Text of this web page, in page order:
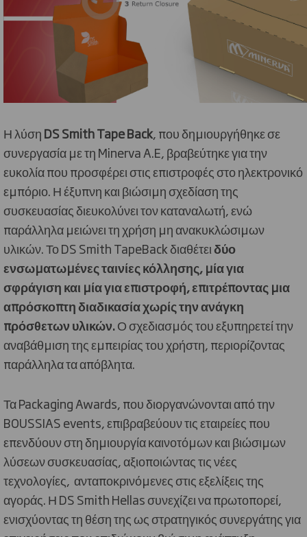
Η λύσηDSSmithTapeBack, που δημιουργήθηκε σε
συνεργασία με τη Minerva A.E, βραβεύτηκε για την
ευκολία που προσφέρει στις επιστροφές στο ηλεκτρονικό
εμπόριο. Η έξυπνη και βιώσιμη σχεδίαση της
συσκευασίας διευκολύνει τον καταναλωτή, ενώ
παράλληλα μειώνει τη χρήση μη ανακυκλώσιμων
υλικών. Το DS Smith TapeBack διαθέτειδύο
ενσωματωμένες ταινίες κόλλησης, μία για
σφράγιση και μία για επιστροφή, επιτρέποντας μια
απρόσκοπτη διαδικασία χωρίς την ανάγκη
πρόσθετων υλικών.Ο σχεδιασμός του εξυπηρετεί την
αναβάθμιση της εμπειρίας του χρήστη, περιορίζοντας
παράλληλα τα απόβλητα.
ΤαPackagingAwards, που διοργανώνονται από την
BOUSSIASevents, επιβραβεύουν τις εταιρείες που
επενδύουν στη δημιουργία καινοτόμων και βιώσιμων
λύσεων συσκευασίας, αξιοποιώντας τις νέες
τεχνολογίες, ανταποκρινόμενες στις εξελίξεις της
αγοράς. ΗDSSmithHellasσυνεχίζει να πρωτοπορεί,
ενισχύοντας τη θέση της ως στρατηγικός συνεργάτης για